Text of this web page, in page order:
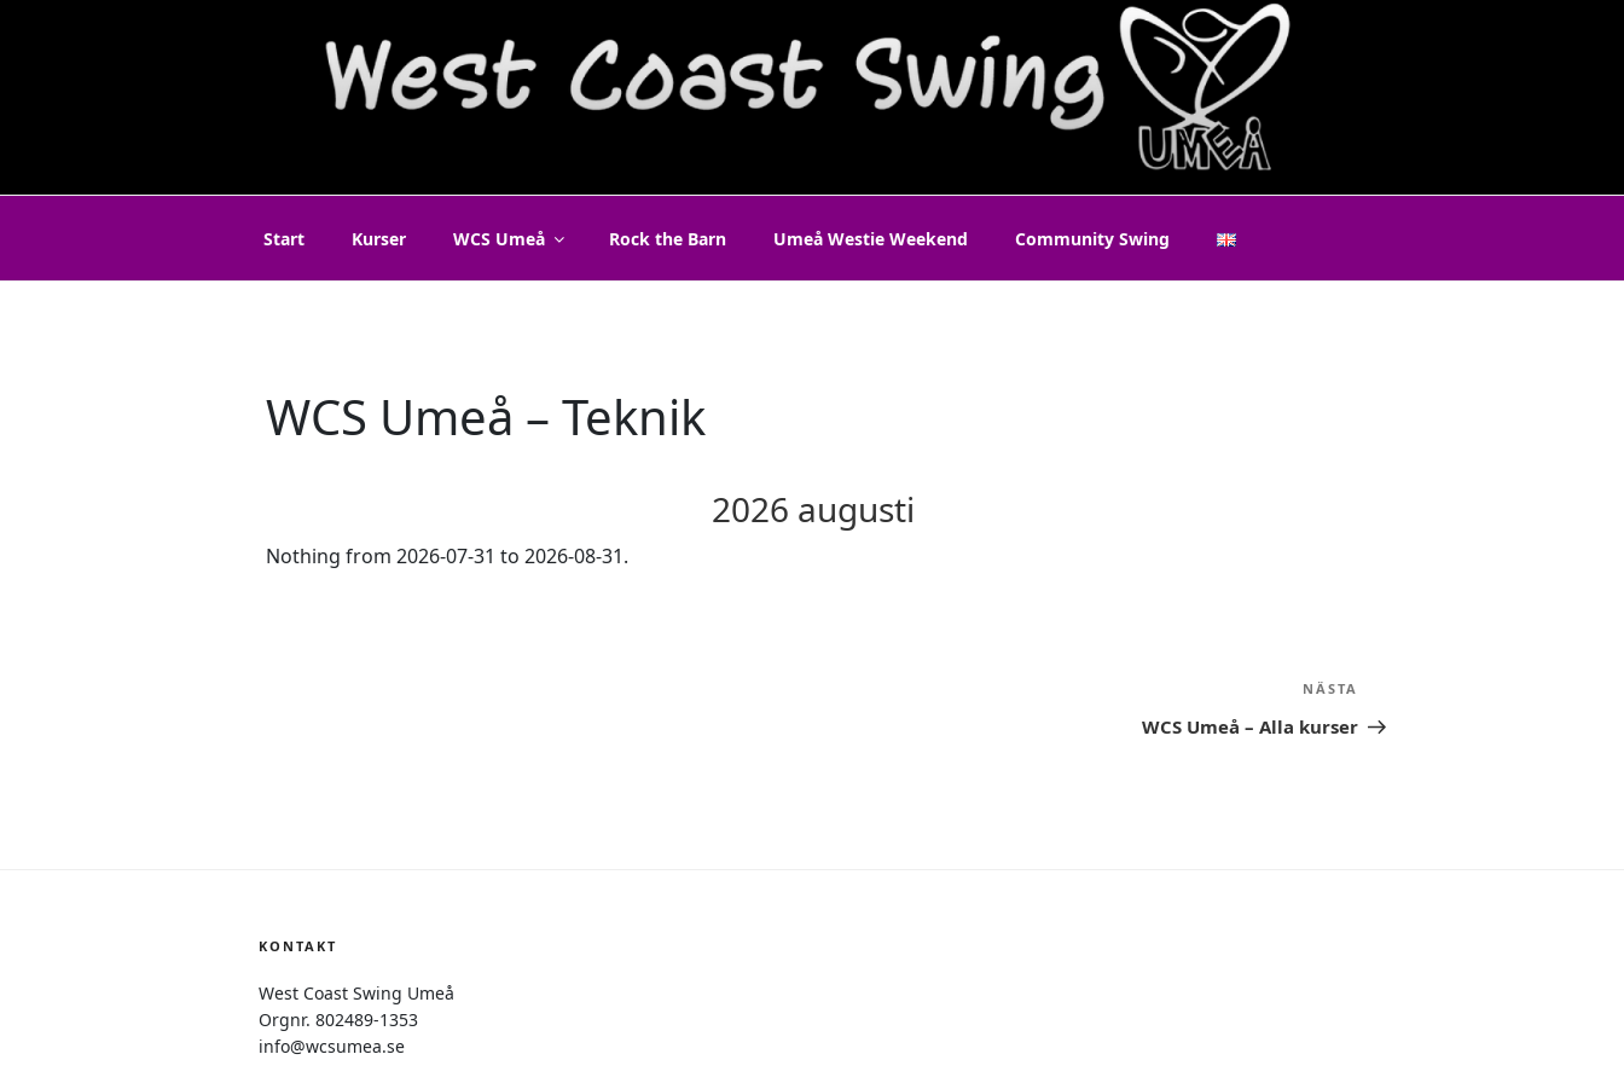
WEST COAST SWING UMEÅ
Start Kurser WCS Umeå Rock the Barn Umeå Westie Weekend Community Swing
WCS Umeå – Teknik
2026 augusti
Nothing from 2026-07-31 to 2026-08-31.
inlägg
NÄSTA
WCS Umeå – Alla kurser
KONTAKT
West Coast Swing Umeå
Orgnr. 802489-1353
info@wcsumea.se